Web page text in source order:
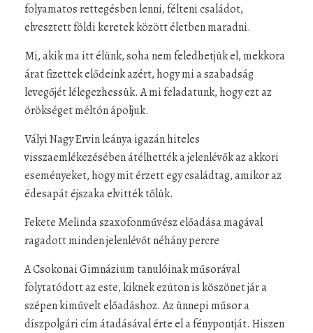
folyamatos rettegésben lenni, félteni családot,
elvesztett földi keretek között életben maradni.
Mi, akik ma itt élünk, soha nem feledhetjük el, mekkora
árat fizettek elődeink azért, hogy mi a szabadság
levegőjét lélegezhessük. A mi feladatunk, hogy ezt az
örökséget méltón ápoljuk.
Vályi Nagy Ervin leánya igazán hiteles
visszaemlékezésében átélhették a jelenlévők az akkori
eseményeket, hogy mit érzett egy családtag, amikor az
édesapát éjszaka elvitték tőlük.
Fekete Melinda szaxofonművész előadása magával
ragadott minden jelenlévőt néhány percre
A Csokonai Gimnázium tanulóinak műsorával
folytatódott az este, kiknek ezúton is köszönet jár a
szépen kiművelt előadáshoz. Az ünnepi műsor a
díszpolgári cím átadásával érte el a fénypontját. Hiszen